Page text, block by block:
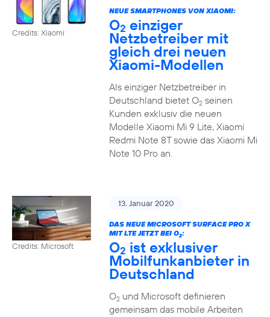
Credits: Xiaomi
NEUE SMARTPHONES VON XIAOMI:
O2 einziger
Netzbetreiber mit
gleich drei neuen
Xiaomi-Modellen
Als einziger Netzbetreiber in
Deutschland bietet O2seinen
Kunden exklusiv die neuen
Modelle Xiaomi Mi 9 Lite, Xiaomi
Redmi Note 8T sowie das Xiaomi Mi
Note 10 Pro an.
Credits: Microsoft
13. Januar 2020
DAS NEUE MICROSOFT SURFACE PRO X
MIT LTE JETZT BEI O2:
O2 ist exklusiver
Mobilfunkanbieter in
Deutschland
O2und Microsoft definieren
gemeinsam das mobile Arbeiten